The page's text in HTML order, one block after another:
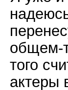
общем-
того
актеры